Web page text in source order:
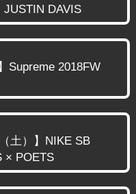
DAVIS
Supreme 2018FW
土）】NIKE SB
× POETS